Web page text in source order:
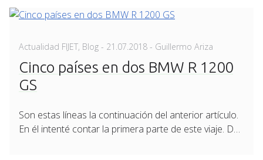
Actualidad FIJET, Blog - Posted
21.07.2018 - Guillermo Ariza
Cinco países en dos BMW R 1200
GS
Son estas líneas la continuación del anterior artículo.
En él intenté contar la primera parte de este viaje. D…